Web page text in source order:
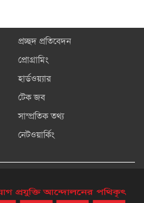
প্রচ্ছদ প্রতিবেদন
প্রোগ্রামিং
হার্ডওয়্যার
টেক জব
সাম্প্রতিক তথ্য
নেটওয়ার্কিং